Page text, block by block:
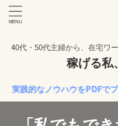
40代・50代主婦から、在宅ワ
稼げる私
なノウハウをPDFでプレゼン